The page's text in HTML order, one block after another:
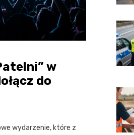
w
do
wydarzenie, które z